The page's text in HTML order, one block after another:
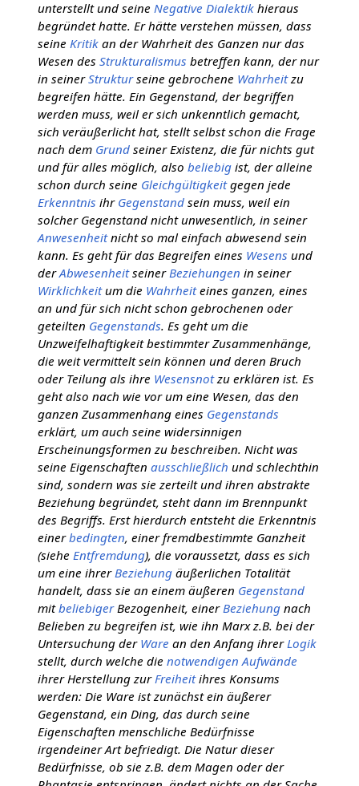
unterstellt und seine Negative Dialektikhieraus
begründet hatte. Er hätte verstehen müssen, dass
seine Kritikan der Wahrheit des Ganzen nur das
Wesen des Strukturalismus betreffen kann, der nur
in seinerStrukturseine gebrochene Wahrheitzu
begreifen hätte. Ein Gegenstand, der begriffen
werden muss, weil er sich unkenntlich gemacht,
sich veräußerlicht hat, stellt selbst schon die Frage
nach dem Grundseiner Existenz, die für nichts gut
und für alles möglich, also beliebigist, der alleine
schon durch seine Gleichgültigkeitgegen jede
Erkenntnis ihr Gegenstandsein muss, weil ein
solcher Gegenstand nicht unwesentlich, in seiner
Anwesenheitnicht so mal einfach abwesend sein
kann. Es geht für das Begreifen eines Wesens und
derAbwesenheitseiner Beziehungen in seiner
Wirklichkeitum die Wahrheiteines ganzen, eines
an und für sich nicht schon gebrochenen oder
geteilten Gegenstands. Es geht um die
Unzweifelhaftigkeit bestimmter Zusammenhänge,
die weit vermittelt sein können und deren Bruch
oder Teilung als ihre Wesensnotzu erklären ist. Es
geht also nach wie vor um eine Wesen, das den
ganzen Zusammenhang eines Gegenstands
erklärt, um auch seine widersinnigen
Erscheinungsformen zu beschreiben. Nicht was
seine Eigenschaften ausschließlich und schlechthin
sind, sondern was sie zerteilt und ihren abstrakte
Beziehung begründet, steht dann im Brennpunkt
des Begriffs. Erst hierdurch entsteht die Erkenntnis
einerbedingten, einer fremdbestimmte Ganzheit
(siehe Entfremdung), die voraussetzt, dass es sich
um eine ihrer Beziehungäußerlichen Totalität
handelt, dass sie an einem äußeren Gegenstand
mitbeliebigerBezogenheit, einer Beziehungnach
Belieben zu begreifen ist, wie ihn Marx z.B. bei der
Untersuchung der Ware an den Anfang ihrer Logik
stellt, durch welche die notwendigen Aufwände
ihrer Herstellung zur Freiheitihres Konsums
werden: Die Ware ist zunächst ein äußerer
Gegenstand, ein Ding, das durch seine
Eigenschaften menschliche Bedürfnisse
irgendeiner Art befriedigt. Die Natur dieser
Bedürfnisse, ob sie z.B. dem Magen oder der